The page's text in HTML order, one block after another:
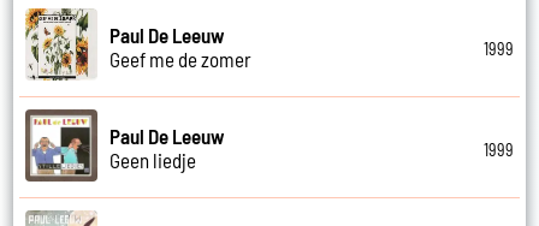
Paul De Leeuw
Geef me de zomer
1999
Paul De Leeuw
Geen liedje
1999